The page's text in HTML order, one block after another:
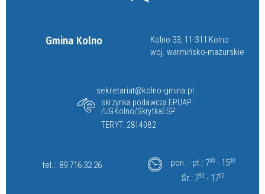
Gmina Kolno
Kolno 33, 11-311 Kolno
woj. warmińsko-mazurskie
sekretariat@kolno-gmina.pl
skrzynka podawcza EPUAP:
/UGKolno/SkrytkaESP
TERYT: 2814082
tel.: 89 716 32 26 pon. - pt.: 730 - 1530
Śr.: 730 - 1700